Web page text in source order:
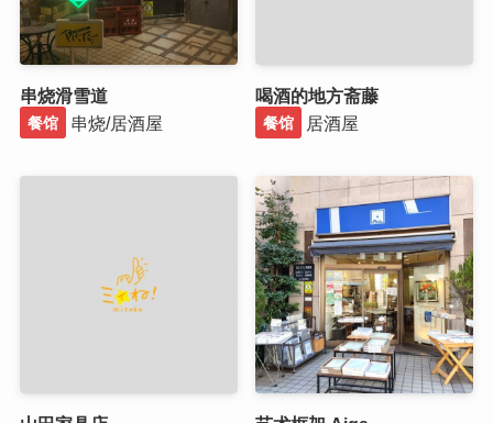
串烧滑雪道
餐馆 串烧/居酒屋
喝酒的地方斋藤
餐馆 居酒屋